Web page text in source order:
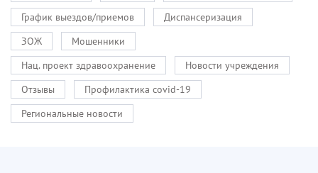
График выездов/приемов
Диспансеризация
ЗОЖ
Мошенники
Нац. проект здравоохранение
Новости учреждения
Отзывы
Профилактика covid-19
Региональные новости